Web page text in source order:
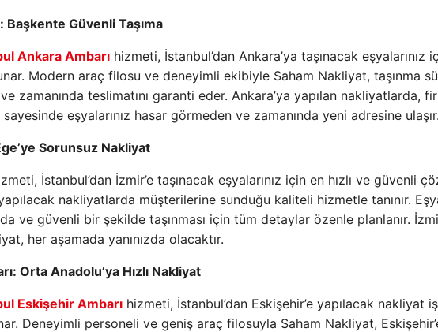
Başkente Güvenli Taşıma
Ankara Ambarı hizmeti, İstanbul’dan Ankara’ya taşınacak eşyalarınız
Modern araç filosu ve deneyimli ekibiyle Saham Nakliyat, taşınma
zamanında teslimatını garanti eder. Ankara’ya yapılan nakliyatlarda,
eşyalarınız hasar görmeden ve zamanında yeni adresine ulaşır.
Sorunsuz Nakliyat
İstanbul’dan İzmir’e taşınacak eşyalarınız için en hızlı ve güvenli
nakliyatlarda müşterilerine sunduğu kaliteli hizmetle tanınır.
ve güvenli bir şekilde taşınması için tüm detaylar özenle planlanır.
her aşamada yanınızda olacaktır.
Orta Anadolu’ya Hızlı Nakliyat
Eskişehir Ambarı hizmeti, İstanbul’dan Eskişehir’e yapılacak nakliyat
Deneyimli personeli ve geniş araç filosuyla Saham Nakliyat,